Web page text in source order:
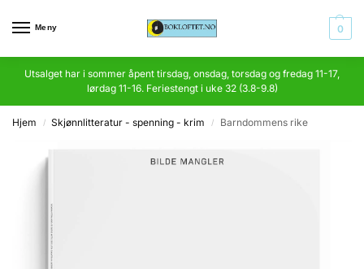
Meny 0
Utsalget har i sommer åpent tirsdag, onsdag, torsdag og fredag 11-17,
lørdag 11-16. Feriestengt i uke 32 (3.8-9.8)
Hjem / Skjønnlitteratur - spenning - krim / Barndommens rike